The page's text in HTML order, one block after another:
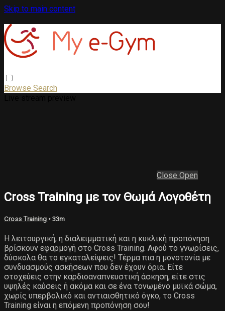
Skip to main content
Browse Search
Close Open
Cross Training με τον Θωμά Λογοθέτη
Cross Training • 33m
Η λειτουργική, η διαλειμματική και η κυκλική προπόνηση
βρίσκουν εφαρμογή στο Cross Training. Αφού το γνωρίσεις,
δύσκολα θα το εγκαταλείψεις! Τέρμα πια η μονοτονία με
συνδυασμούς ασκήσεων που δεν έχουν όρια. Είτε
στοχεύεις στην καρδιοαναπνευστική άσκηση, είτε στις
υψηλές καύσεις ή ακόμα και σε ένα τονωμένο μυϊκά σώμα,
χωρίς υπερβολικό και αντιαισθητικό όγκο, το Cross
Training είναι η επόμενη προπόνηση σου!